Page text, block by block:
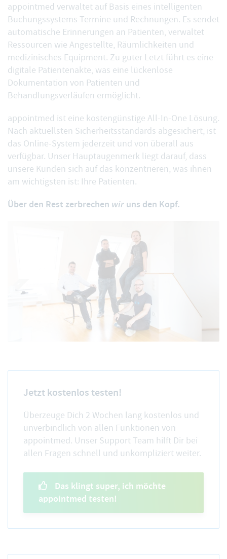
appointmed verwaltet auf Basis eines intelligenten
Buchungssystems Termine und Rechnungen. Es sendet
automatische Erinnerungen an Patienten, verwaltet
Ressourcen wie Angestellte, Räumlichkeiten und
medizinisches Equipment. Zu guter Letzt führt es eine
digitale Patientenakte, was eine lückenlose
Dokumentation von Patienten und
Behandlungsverläufen ermöglicht.
appointmed ist eine kostengünstige All-In-One Lösung.
Nach aktuellsten Sicherheitsstandards abgesichert, ist
das Online-System jederzeit und von überall aus
verfügbar. Unser Hauptaugenmerk liegt darauf, dass
unsere Kunden sich auf das konzentrieren, was ihnen
am wichtigsten ist: Ihre Patienten.
Über den Rest zerbrechen wir uns den Kopf.
Jetzt kostenlos testen!
Überzeuge Dich 2 Wochen lang kostenlos und
unverbindlich von allen Funktionen von
appointmed. Unser Support Team hilft Dir bei
allen Fragen schnell und unkompliziert weiter.
Das klingt super, ich möchte
appointmed testen!